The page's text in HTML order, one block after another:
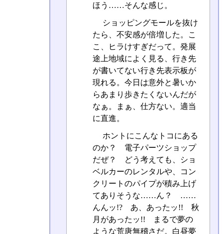
ほう……そんな感じ。
ショッピングモールを抜け
たら、不安感が倍増した。こ
こ、ヒラけすぎだって。発展
途上地域によく見る、行き先
が書いてない行き先表示板が
現れる。今日は意外と暑いか
らあまり歩きたくないんだが
なぁ。まぁ、仕方ない。適当
に直進。
ホントにこんなトコにある
のか？ 電子パーツショップ
だぜ？ どう考えても、ショ
ベルカーのレンタルや、コン
クリートのパイプが積み上げ
てありそうな……ん？ ……
んんッ!? あ、あったッ!! 秋
月があったッ!! まるで夢の
ような荒唐無稽さだ。白昼夢